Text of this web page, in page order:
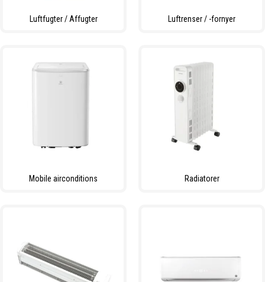
Luftfugter / Affugter Luftrenser / -fornyer
Mobile airconditions Radiatorer